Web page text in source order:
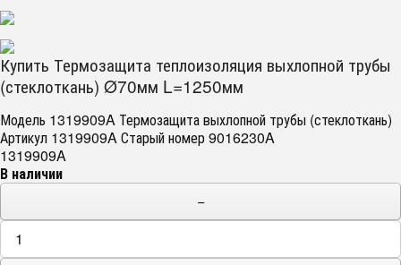
Купить Термозащита теплоизоляция выхлопной трубы
(стеклоткань) Ø70мм L=1250мм
Модель 1319909A Термозащита выхлопной трубы (стеклоткань)
Артикул 1319909A Старый номер 9016230A
1319909A
В наличии
−